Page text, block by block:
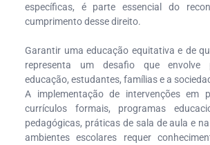
específicas, é parte essencial do
cumprimento desse direito.
Garantir uma educação equitativa e de
representa um desafio que envolve
educação, estudantes, famílias e a
A implementação de intervenções em
currículos formais, programas
pedagógicas, práticas de sala de aula e
ambientes escolares requer